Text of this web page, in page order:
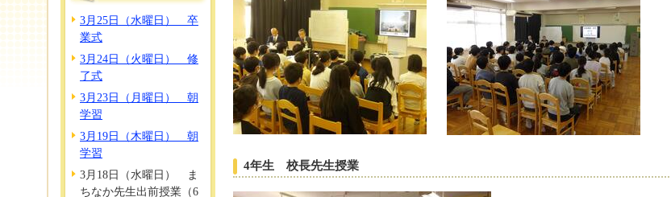
3月25日（水曜日） 卒
業式
3月24日（火曜日） 修
了式
3月23日（月曜日） 朝
学習
3月19日（木曜日） 朝
学習
3月18日（水曜日） ま
ちなか先生出前授業（6
4年生 校長先生授業